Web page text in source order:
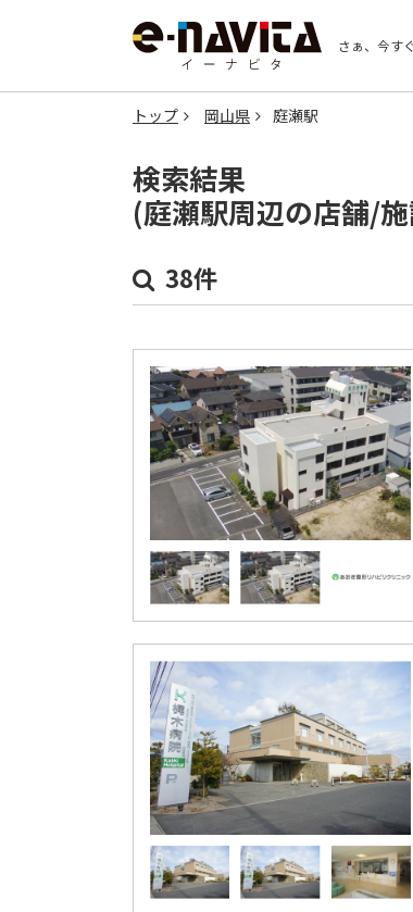
さぁ、今す
トップ 岡山県 庭瀬駅
検索結果
(庭瀬駅周辺の店舗/施
38件